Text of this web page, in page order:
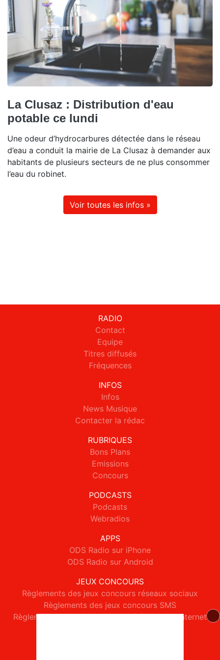
La Clusaz : Distribution d'eau
potable ce lundi
Une odeur d’hydrocarbures détectée dans le réseau
d’eau a conduit la mairie de La Clusaz à demander aux
habitants de plusieurs secteurs de ne plus consommer
l’eau du robinet.
Voir toutes les infos »
RADIO
Contact
Equipe
Titres diffusés
Fréquences
INFOS
Infos
News Musique
Contacter la rédac
RUBRIQUES
Bons Plans
Emissions
Concours
PODCASTS
Podcasts
Webradios
APPS
ODS Radio sur iPhone
ODS Radio sur Android
JEUX CONCOURS
Règlements des jeux concours réseaux sociaux
Règlements des jeux concours SMS
Règlements des jeux concours téléphone et internet